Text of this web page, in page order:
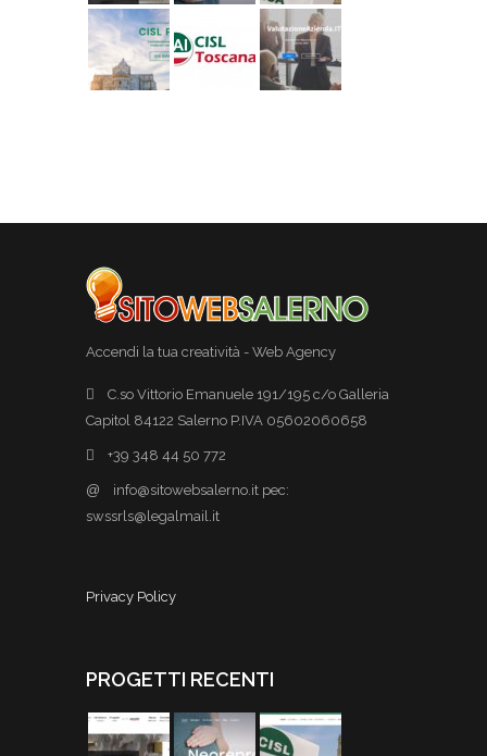
Accendi la tua creatività - Web Agency
C.so Vittorio Emanuele 191/195 c/o Galleria
Capitol 84122 Salerno P.IVA 05602060658
+39 348 44 50 772
@
info@sitowebsalerno.it pec:
swssrls@legalmail.it
Privacy Policy
PROGETTI RECENTI